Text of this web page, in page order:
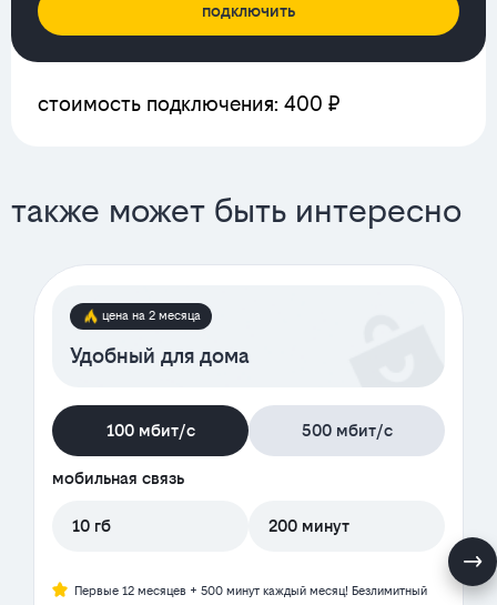
подключить
стоимость подключения: 400 ₽
также может быть интересно
цена на 2 месяца
Удобный для дома
100 мбит/с 500 мбит/с
мобильная связь
10 гб 200 минут
Первые 12 месяцев + 500 минут каждый месяц! Безлимитный